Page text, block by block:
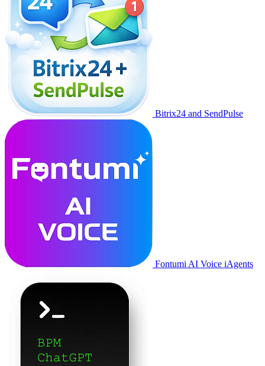
Bitrix24 and SendPulse
Fontumi AI Voice iAgents